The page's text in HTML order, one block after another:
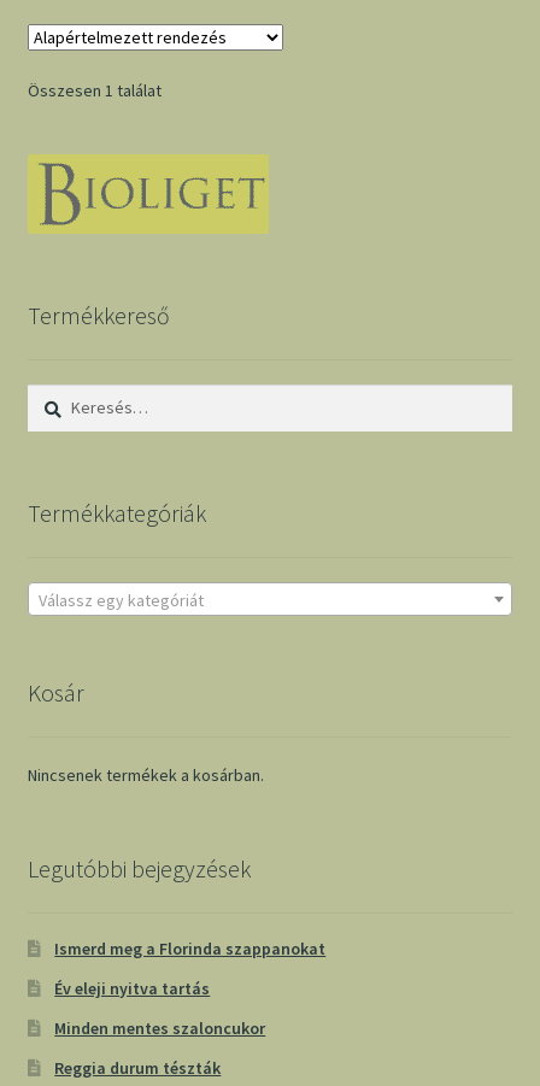
Összesen 1 találat
Termékkereső
Keresés:
Termékkategóriák
Válassz egy kategóriát
Kosár
Nincsenek termékek a kosárban.
Legutóbbi bejegyzések
Ismerd meg a Florinda szappanokat
Év eleji nyitva tartás
Minden mentes szaloncukor
Reggia durum tészták